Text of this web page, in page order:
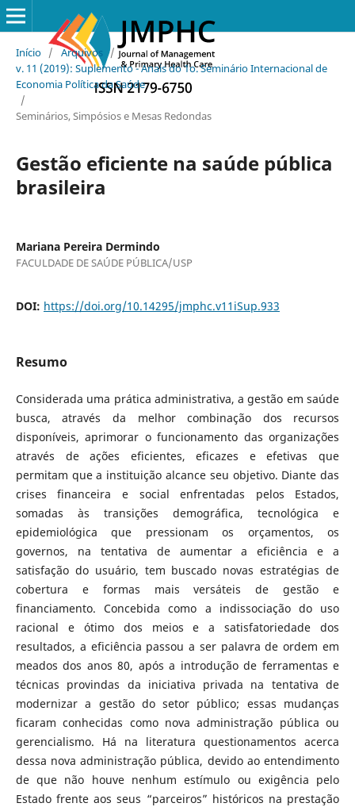
Início / Arquivos /
v. 11 (2019): Suplemento - Anais do 1o. Seminário Internacional de
Economia Política da Saúde
/
Seminários, Simpósios e Mesas Redondas
Gestão eficiente na saúde pública
brasileira
Mariana Pereira Dermindo
FACULDADE DE SAÚDE PÚBLICA/USP
DOI: https://doi.org/10.14295/jmphc.v11iSup.933
Resumo
Considerada uma prática administrativa, a gestão em saúde
busca, através da melhor combinação dos recursos
disponíveis, aprimorar o funcionamento das organizações
através de ações eficientes, eficazes e efetivas que
permitam que a instituição alcance seu objetivo. Diante das
crises financeira e social enfrentadas pelos Estados,
somadas às transições demográfica, tecnológica e
epidemiológica que pressionam os orçamentos, os
governos, na tentativa de aumentar a eficiência e a
satisfação do usuário, tem buscado novas estratégias de
cobertura e formas mais versáteis de gestão e
financiamento. Concebida como a indissociação do uso
racional e ótimo dos meios e a satisfatoriedade dos
resultados, a eficiência passou a ser palavra de ordem em
meados dos anos 80, após a introdução de ferramentas e
técnicas provindas da iniciativa privada na tentativa de
modernizar a gestão do setor público; essas mudanças
ficaram conhecidas como nova administração pública ou
gerencialismo. Há na literatura questionamentos acerca
dessa nova administração pública, devido ao entendimento
de que não houve nenhum estímulo ou exigência pelo
Estado frente aos seus “parceiros” históricos na prestação